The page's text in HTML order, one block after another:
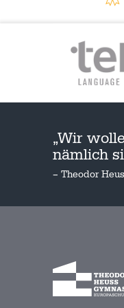
„Wir
nämlich
– Theodor